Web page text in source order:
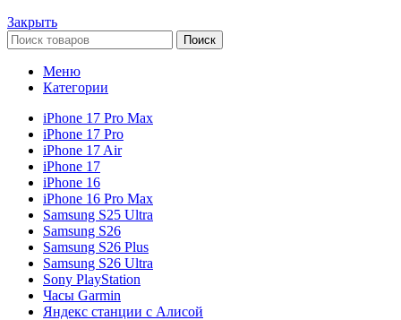
Закрыть
Поиск
Меню
Категории
iPhone 17 Pro Max
iPhone 17 Pro
iPhone 17 Air
iPhone 17
iPhone 16
iPhone 16 Pro Max
Samsung S25 Ultra
Samsung S26
Samsung S26 Plus
Samsung S26 Ultra
Sony PlayStation
Часы Garmin
Яндекс станции с Алисой